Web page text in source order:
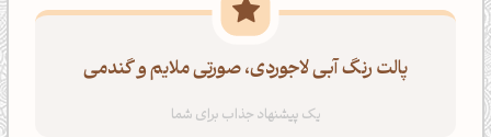
پالت رنگ آبی لاجوردی، صورتی ملایم و گندمی